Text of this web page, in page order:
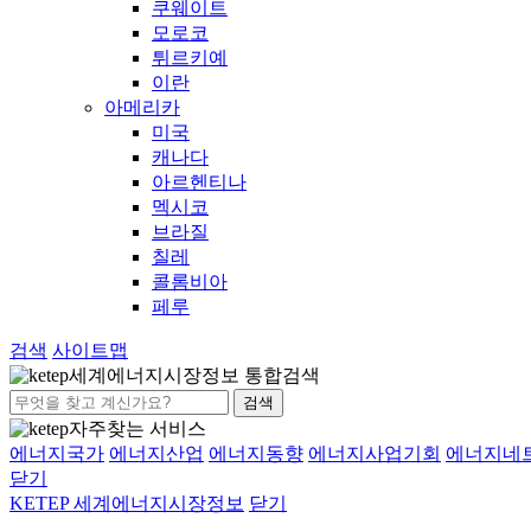
쿠웨이트
모로코
튀르키예
이란
아메리카
미국
캐나다
아르헨티나
멕시코
브라질
칠레
콜롬비아
페루
검색 사이트맵
세계에너지시장정보 통합검색
검색
자주찾는 서비스
에너지국가 에너지산업 에너지동향 에너지사업기회 에너지네
닫기
KETEP 세계에너지시장정보 닫기